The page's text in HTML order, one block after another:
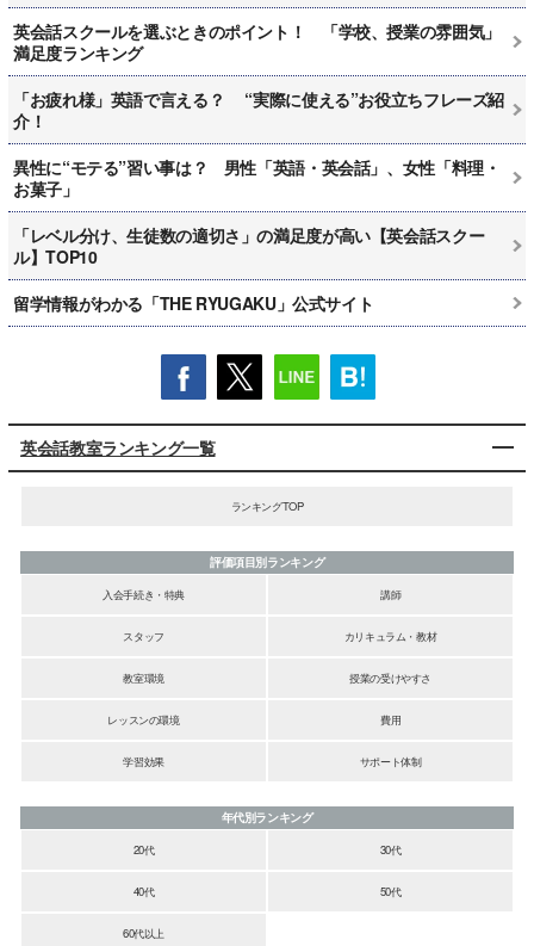
英会話スクールを選ぶときのポイント！ 「学校、授業の雰囲気」
満足度ランキング
「お疲れ様」英語で言える？ “実際に使える”お役立ちフレーズ紹
介！
異性に“モテる”習い事は？ 男性「英語・英会話」、女性「料理・
お菓子」
「レベル分け、生徒数の適切さ」の満足度が高い【英会話スクー
ル】TOP10
留学情報がわかる「THE RYUGAKU」公式サイト
英会話教室ランキング一覧
ランキングTOP
評価項目別ランキング
入会手続き・特典
講師
スタッフ カリキュラム・教材
教室環境 授業の受けやすさ
レッスンの環境 費用
学習効果 サポート体制
年代別ランキング
20代
30代
40代 50代
60代以上